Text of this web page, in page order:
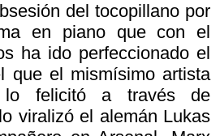
del tocopillano por
en piano que con el
ha ido perfeccionado el
que el mismísimo artista
lo felicitó a través de
viralizó el alemán Lukas